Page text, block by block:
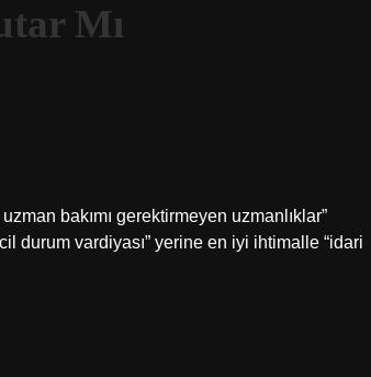
Mı
bakımı gerektirmeyen uzmanlıklar”
durum vardiyası” yerine en iyi ihtimalle “idari